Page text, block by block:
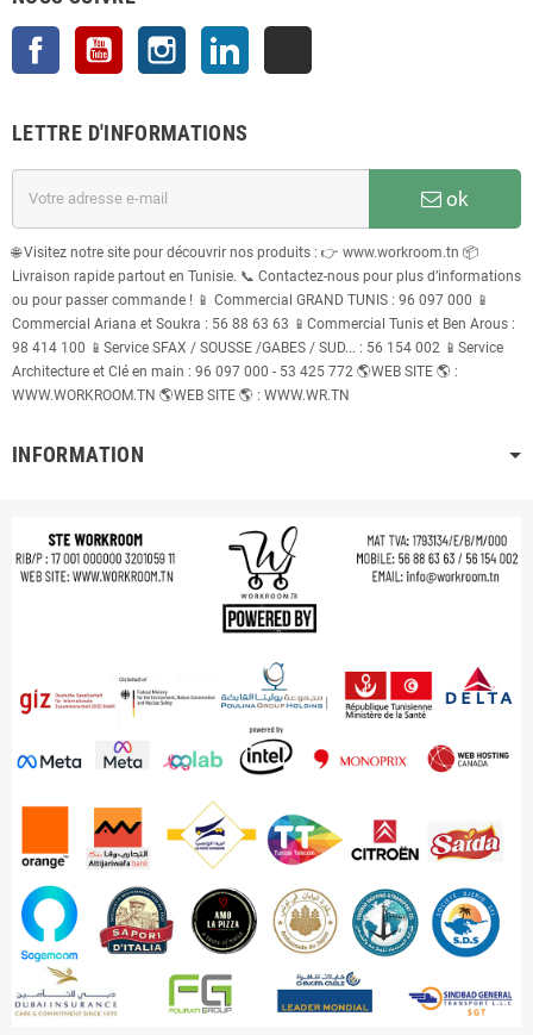
Facebook YouTube Instagram
LETTRE D'INFORMATIONS
ok
🌐 Visitez notre site pour découvrir nos produits : 👉 www.workroom.tn 📦
Livraison rapide partout en Tunisie. 📞 Contactez-nous pour plus d’informations
ou pour passer commande ! 📱 Commercial GRAND TUNIS : 96 097 000 📱
Commercial Ariana et Soukra : 56 88 63 63 📱Commercial Tunis et Ben Arous :
98 414 100 📱Service SFAX / SOUSSE /GABES / SUD... : 56 154 002 📱Service
Architecture et Clé en main : 96 097 000 - 53 425 772 🌎WEB SITE 🌎 :
WWW.WORKROOM.TN 🌎WEB SITE 🌎 : WWW.WR.TN
INFORMATION